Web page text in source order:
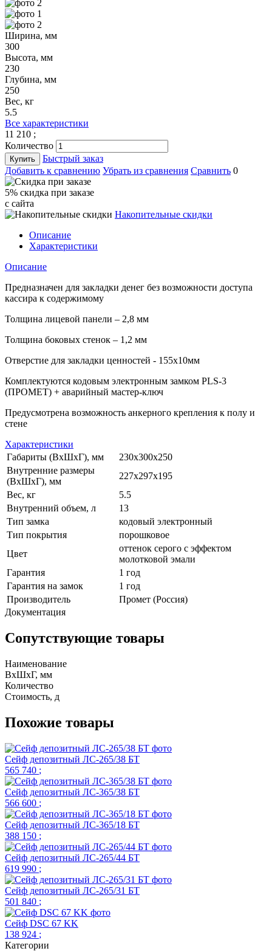
Ширина, мм
300
Высота, мм
230
Глубина, мм
250
Вес, кг
5.5
Все характеристики
11 210 ;
Количество
Купить
Быстрый заказ
Добавить к сравнению Убрать из сравнения Сравнить 0
5% cкидка при заказе
с сайта
Накопительные скидки
Описание
Характеристики
Описание
Предназначен для закладки денег без возможности доступа
кассира к содержимому
Толщина лицевой панели – 2,8 мм
Толщина боковых стенок – 1,2 мм
Отверстие для закладки ценностей - 155х10мм
Комплектуются кодовым электронным замком PLS-3
(ПРОМЕТ) + аварийный мастер-ключ
Предусмотрена возможность анкерного крепления к полу и
стене
Характеристики
Габариты (ВхШхГ), мм
230x300x250
Внутренние размеры
(ВхШхГ), мм
227x297x195
Вес, кг
5.5
Внутренний объем, л
13
Тип замка
кодовый электронный
Тип покрытия
порошковое
Цвет
оттенок серого с эффектом
молотковой эмали
Гарантия
1 год
Гарантия на замок
1 год
Производитель
Промет (Россия)
Документация
Сопутствующие товары
Наименование
ВхШхГ, мм
Количество
Стоимость, д
Похожие товары
Сейф депозитный ЛС-265/38 БТ
565 740 ;
Сейф депозитный ЛС-365/38 БТ
566 600 ;
Сейф депозитный ЛС-365/18 БТ
388 150 ;
Сейф депозитный ЛС-265/44 БТ
619 990 ;
Сейф депозитный ЛС-265/31 БТ
501 840 ;
Сейф DSC 67 KK
138 924 ;
Категории